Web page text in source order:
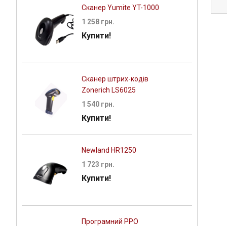
Сканер Yumite YT-1000
1 258 грн.
Купити!
Сканер штрих-кодів
Zonerich LS6025
1 540 грн.
Купити!
Newland HR1250
1 723 грн.
Купити!
Програмний РРО